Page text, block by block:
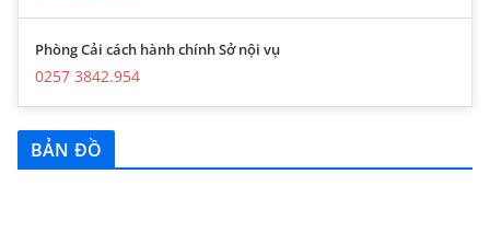
Phòng Cải cách hành chính Sở nội vụ
0257 3842.954
BẢN ĐỒ